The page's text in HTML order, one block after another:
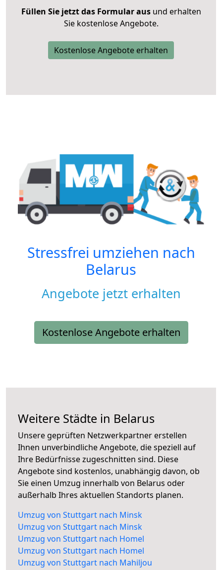
Füllen Sie jetzt das Formular ausund erhalten
Sie kostenlose Angebote.
Kostenlose Angebote erhalten
Stressfrei umziehen nach
Belarus
Angebote jetzt erhalten
Kostenlose Angebote erhalten
Weitere Städte in Belarus
Unsere geprüften Netzwerkpartner erstellen
Ihnen unverbindliche Angebote, die speziell auf
Ihre Bedürfnisse zugeschnitten sind. Diese
Angebote sind kostenlos, unabhängig davon, ob
Sie einen Umzug innerhalb von Belarus oder
außerhalb Ihres aktuellen Standorts planen.
Umzug von Stuttgart nach Minsk
Umzug von Stuttgart nach Minsk
Umzug von Stuttgart nach Homel
Umzug von Stuttgart nach Homel
Umzug von Stuttgart nach Mahiljou